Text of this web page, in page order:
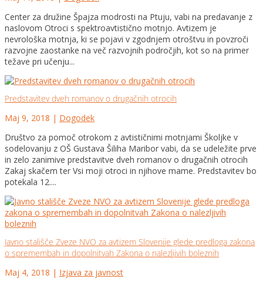
Center za družine Špajza modrosti na Ptuju, vabi na predavanje z
naslovom Otroci s spektroavtistično motnjo. Avtizem je
nevrološka motnja, ki se pojavi v zgodnjem otroštvu in povzroči
razvojne zaostanke na več razvojnih področjih, kot so na primer
težave pri učenju...
Predstavitev dveh romanov o drugačnih otrocih
Maj 9, 2018 | Dogodek
Društvo za pomoč otrokom z avtističnimi motnjami Školjke v
sodelovanju z OŠ Gustava Šiliha Maribor vabi, da se udeležite prve
in zelo zanimive predstavitve dveh romanov o drugačnih otrocih
Zakaj skačem ter Vsi moji otroci in njihove mame. Predstavitev bo
potekala 12....
Javno stališče Zveze NVO za avtizem Slovenije glede predloga zakona
o spremembah in dopolnitvah Zakona o nalezljivih boleznih
Maj 4, 2018 | Izjava za javnost